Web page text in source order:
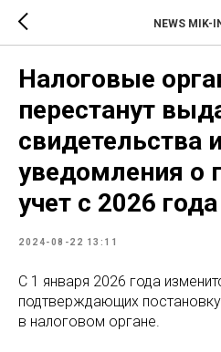
NEWS MIK-
Налоговые
перестанут
свидетельства и
уведомления о
учет с 2026 года
2024-08-22 13:11
С 1 января 2026 года
подтверждающих постановку
в налоговом органе.